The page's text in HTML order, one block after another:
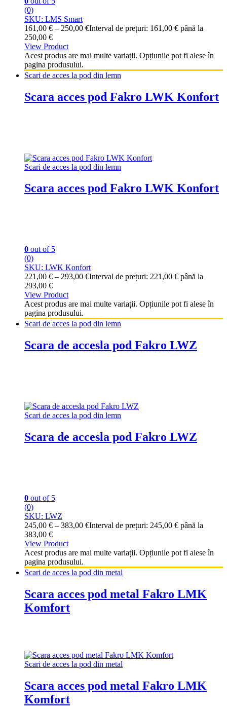
(0)
SKU: LMS Smart
161,00 € – 250,00 €Interval de prețuri: 161,00 € până la
250,00 €
View Product
Acest produs are mai multe variații. Opțiunile pot fi alese în
pagina produsului.
Scari de acces la pod din lemn
Scara acces pod Fakro LWK Konfort
Scari de acces la pod din lemn
Scara acces pod Fakro LWK Konfort
0 out of 5
(0)
SKU: LWK Konfort
221,00 € – 293,00 €Interval de prețuri: 221,00 € până la
293,00 €
View Product
Acest produs are mai multe variații. Opțiunile pot fi alese în
pagina produsului.
Scari de acces la pod din lemn
Scara de accesla pod Fakro LWZ
Scari de acces la pod din lemn
Scara de accesla pod Fakro LWZ
0 out of 5
(0)
SKU: LWZ
245,00 € – 383,00 €Interval de prețuri: 245,00 € până la
383,00 €
View Product
Acest produs are mai multe variații. Opțiunile pot fi alese în
pagina produsului.
Scari de acces la pod din metal
Scara acces pod metal Fakro LMK
Komfort
Scari de acces la pod din metal
Scara acces pod metal Fakro LMK
Komfort